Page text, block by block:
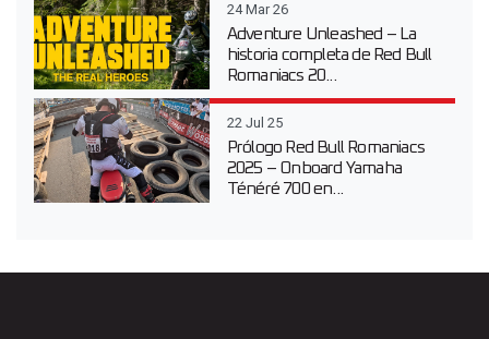
24 Mar 26
Adventure Unleashed – La
historia completa de Red Bull
Romaniacs 20...
22 Jul 25
Prólogo Red Bull Romaniacs
2025 – Onboard Yamaha
Ténéré 700 en...